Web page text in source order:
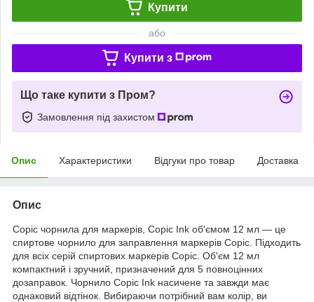
Купити
або
Купити з
Що таке купити з Пром?
Замовлення під захистом
Опис Характеристики Відгуки про товар Доставка
Опис
Copic чорнила для маркерів, Copic Ink об'ємом 12 мл — це
спиртове чорнило для заправлення маркерів Copic. Підходить
для всіх серій спиртових маркерів Copic. Об'єм 12 мл
компактний і зручний, призначений для 5 повноцінних
дозаправок. Чорнило Copic Ink насичене та завжди має
однаковий відтінок. Вибираючи потрібний вам колір, ви